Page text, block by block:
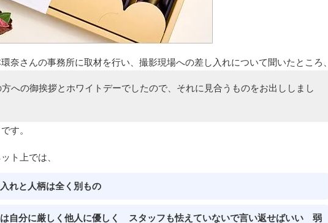
奈さんの事務所に取材を行い、撮影現場への差し入れについて聞いたところ、
方への御挨拶とホワイトデーでしたので、それに見合うものをお出ししまし
す。
ト上では、
れと人柄は全く別もの
自分に厳しく他人に優しく スタッフも怯えていないで言い返せばいい 弱